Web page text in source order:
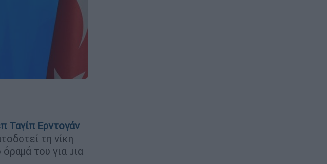
Ταγίπ Ερντογάν
τη νίκη
του για μια